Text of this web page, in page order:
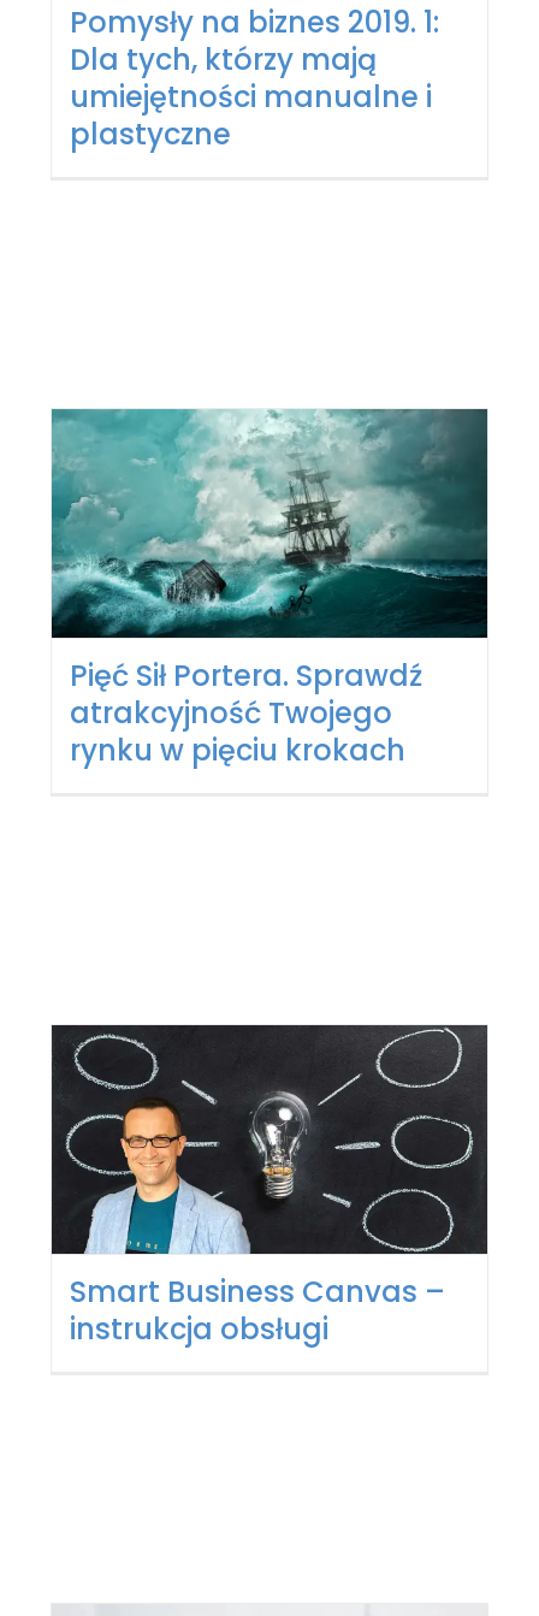
Pomysły na biznes 2019. 1:
Dla tych, którzy mają
umiejętności manualne i
plastyczne
Pięć Sił Portera. Sprawdź
atrakcyjność Twojego
rynku w pięciu krokach
Smart Business Canvas –
instrukcja obsługi